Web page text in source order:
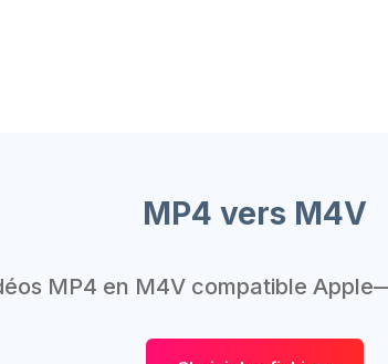
MP4 vers M4V
MP4 en M4V compatible